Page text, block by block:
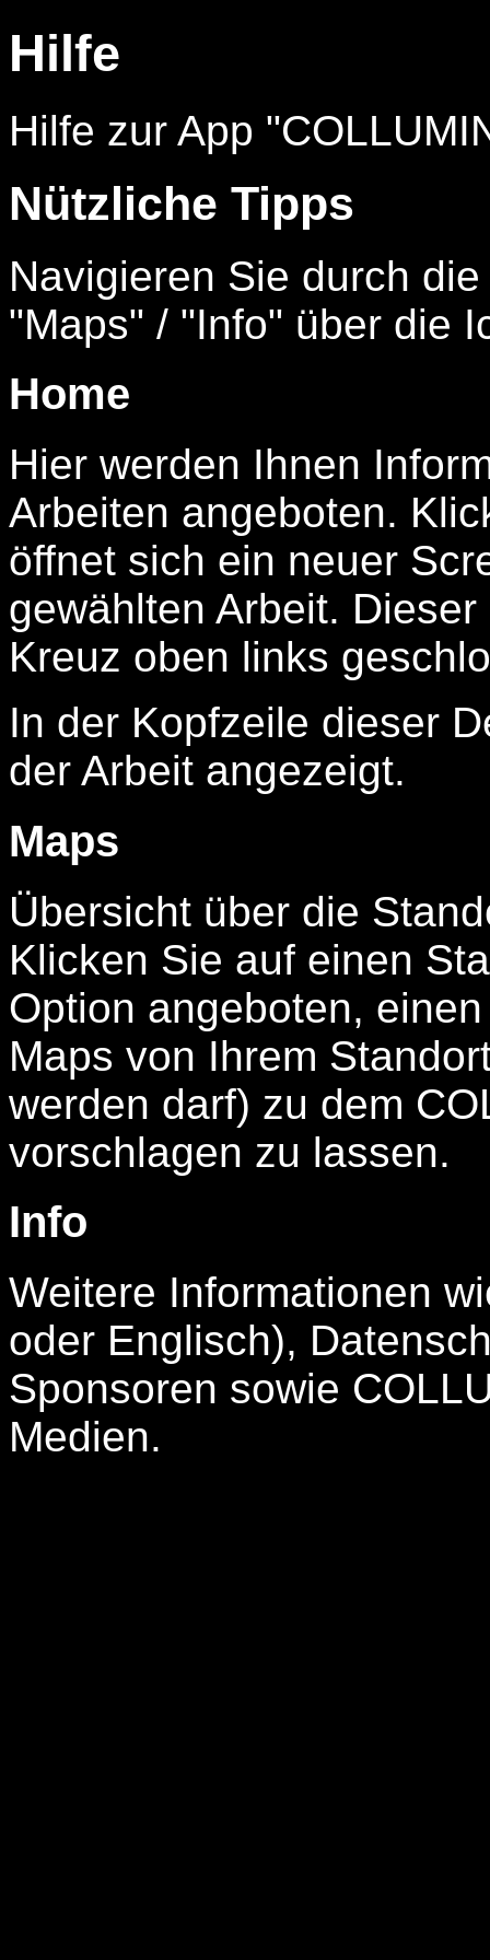
Hilfe
Hilfe zur App
Nützliche Tipps
Navigieren Sie durch
"Maps" / "Info" über die
Home
Hier werden Ihnen
Arbeiten angeboten.
öffnet sich ein neuer
gewählten Arbeit.
Kreuz oben links
In der Kopfzeile dieser
der Arbeit angezeigt.
Maps
Übersicht über die
Klicken Sie auf einen
Option angeboten,
Maps von Ihrem
werden darf) zu dem
vorschlagen zu lassen.
Info
Weitere Informationen
oder Englisch),
Sponsoren sowie
Medien.